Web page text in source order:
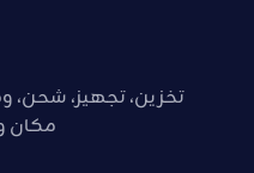
تخزين، تجهيز، شحن،
مكان